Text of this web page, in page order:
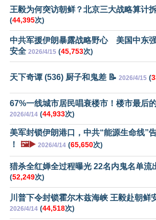
王毅为何突访朝鲜？北京三大战略算计
(44,395次)
中共军援伊朗暴露战略野心 美国中东
安全 2026/4/15 (45,753次)
天下奇谭 (536) 厨子和鬼差 📝 2026/4/15 (
67%一线城市居民唱衰楼市！楼市最后
2026/4/14 (44,933次)
美军封锁伊朗港口，中共“能源生命线”
！
🖼️▶️ 2026/4/14 (65,650次)
猎杀全红婵全过程曝光 22名内鬼名单流
(52,249次)
川普下令封锁霍尔木兹海峡 王毅赴朝鲜
2026/4/14 (44,518次)